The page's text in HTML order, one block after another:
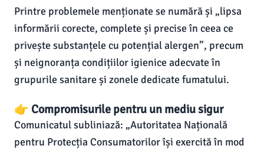
Printre problemele menționate se numără și „lipsa
informării corecte, complete și precise în ceea ce
privește substanțele cu potențial alergen”, precum
și neignoranța condițiilor igienice adecvate în
grupurile sanitare și zonele dedicate fumatului.
👉 Compromisurile pentru un mediu sigur
Comunicatul subliniază: „Autoritatea Națională
pentru Protecția Consumatorilor își exercită în mod